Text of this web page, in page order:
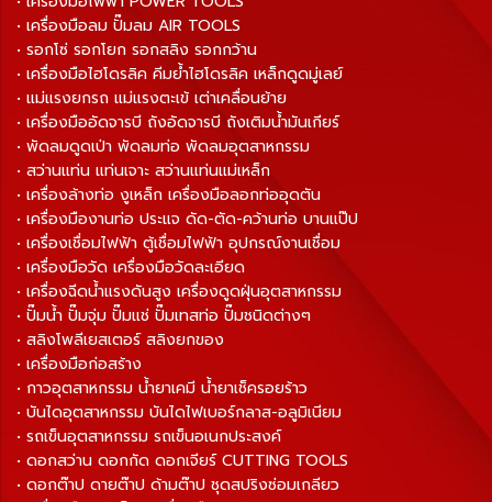
• เครื่องมือลม ปั๊มลม AIR TOOLS
• รอกโซ่ รอกโยก รอกสลิง รอกกว้าน
• เครื่องมือไฮโดรลิค คีมย้ำไฮโดรลิค เหล็กดูดมู่เลย์
• แม่แรงยกรถ แม่แรงตะเข้ เต่าเคลื่อนย้าย
• เครื่องมืออัดจารบี ถังอัดจารบี ถังเติมน้ำมันเกียร์
• พัดลมดูดเป่า พัดลมท่อ พัดลมอุตสาหกรรม
• สว่านแท่น แท่นเจาะ สว่านแท่นแม่เหล็ก
• เครื่องล้างท่อ งูเหล็ก เครื่องมือลอกท่ออุดตัน
• เครื่องมืองานท่อ ประแจ ดัด-ตัด-คว้านท่อ บานแป๊ป
• เครื่องเชื่อมไฟฟ้า ตู้เชื่อมไฟฟ้า อุปกรณ์งานเชื่อม
• เครื่องมือวัด เครื่องมือวัดละเอียด
• เครื่องฉีดน้ำแรงดันสูง เครื่องดูดฝุ่นอุตสาหกรรม
• ปั๊มน้ำ ปั๊มจุ่ม ปั๊มแช่ ปั๊มเทสท่อ ปั๊มชนิดต่างๆ
• สลิงโพลีเยสเตอร์ สลิงยกของ
• เครื่องมือก่อสร้าง
• กาวอุตสาหกรรม น้ำยาเคมี น้ำยาเช็ครอยร้าว
• บันไดอุตสาหกรรม บันไดไฟเบอร์กลาส-อลูมิเนียม
• รถเข็นอุตสาหกรรม รถเข็นอเนกประสงค์
• ดอกสว่าน ดอกกัด ดอกเจียร์ CUTTING TOOLS
• ดอกต๊าป ดายต๊าป ด้ามต๊าป ชุดสปริงซ่อมเกลียว